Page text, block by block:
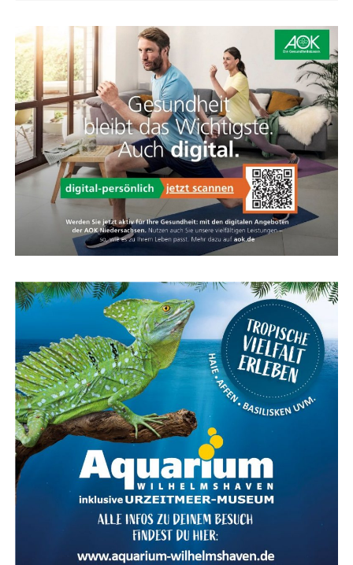
men und neue Auf­trä­ge abso­lut not­wen­dig“, so Tho­mas
Wei­gend, Geschäfts­füh­rer der MEYER WERFT.
Foto: Com­pu­ter­ani­ma­tio­nen der M/Y Njord
Anzeige